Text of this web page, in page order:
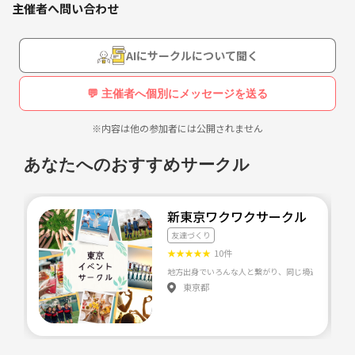
そんなINFJ仲間が欲しいと思い作ってみました！
集まったら盛り上がるのか、はたまたみんな話すの苦手で沈黙になるの
か…！
自身の辛いこととか、将来の不安とか…
解決しなくとも共感し合える仲間が居るのは
心強いと思ったので、そんなINFJの方
主催者へ問い合わせ
AIにサークルについて聞く
💬 主催者へ個別にメッセージを送る
※内容は他の参加者には公開されません
あなたへのおすすめサークル
新東京ワクワクサークル
友達づくり
★★★★★ 10件
東京都